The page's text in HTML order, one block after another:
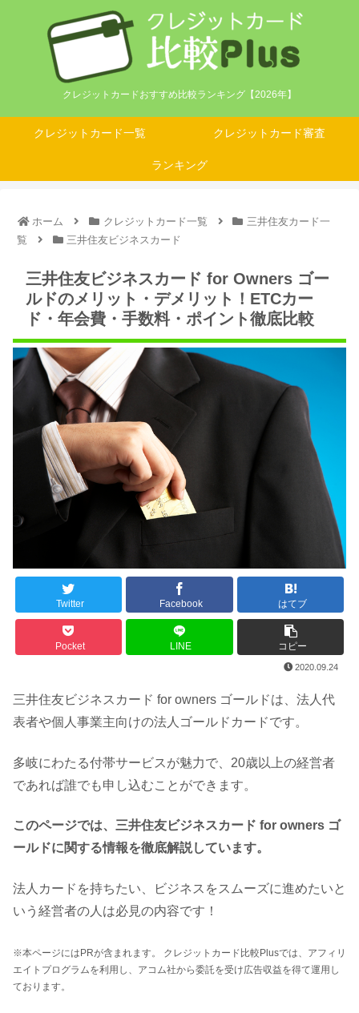
クレジットカードおすすめ比較ランキング【2026年】
クレジットカード一覧 クレジットカード審査
ランキング
ホーム クレジットカード一覧
三井住友カード一
覧
三井住友ビジネスカード
三井住友ビジネスカード for Owners ゴー
ルドのメリット・デメリット！ETCカー
ド・年会費・手数料・ポイント徹底比較
Twitter Facebook はてブ
Pocket LINE コピー
2020.09.24
三井住友ビジネスカード for owners ゴールドは、法人代
表者や個人事業主向けの法人ゴールドカードです。
多岐にわたる付帯サービスが魅力で、20歳以上の経営者
であれば誰でも申し込むことができます。
このページでは、三井住友ビジネスカード for owners ゴ
ールドに関する情報を徹底解説しています。
法人カードを持ちたい、ビジネスをスムーズに進めたいと
いう経営者の人は必見の内容です！
※本ページにはPRが含まれます。 クレジットカード比較Plusでは、アフィリ
エイトプログラムを利用し、アコム社から委託を受け広告収益を得て運用し
ております。